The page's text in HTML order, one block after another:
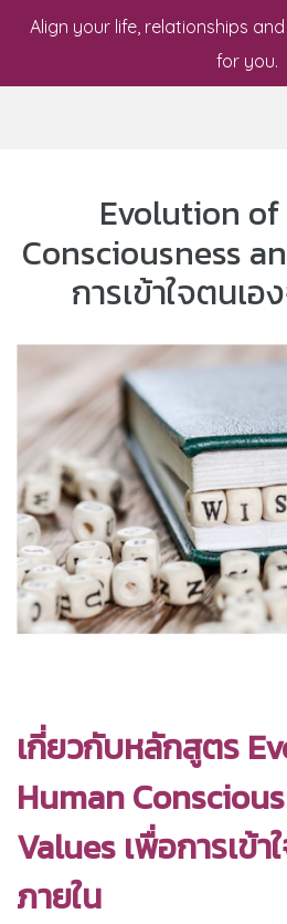
Align your life, relationships
for you.
Evolution
Consciousness
การเข้าใจตนเอ
เกี่ยวกับหลักสูตร
Human
Values เพื่อการเข้า
ภายใน